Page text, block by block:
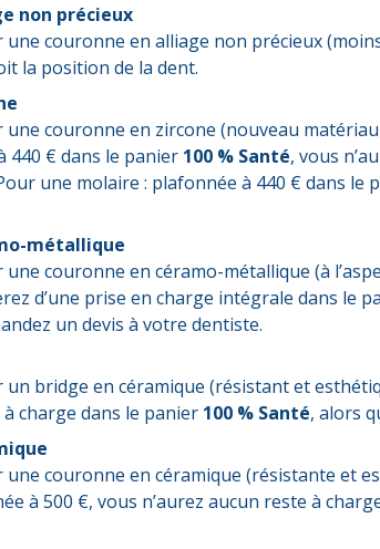
non précieux
couronne en alliage non précieux
la position de la dent.
une couronne en zircone (nouveau
440 € dans le panier 100 % Santé, vous
une molaire : plafonnée à 440 € dans
métallique
une couronne en céramo-métallique (à
d’une prise en charge intégrale dans le
un devis à votre dentiste.
un bridge en céramique (résistant et
charge dans le panier 100 % Santé, alors
une couronne en céramique (résistante et
à 500 €, vous n’aurez aucun reste à